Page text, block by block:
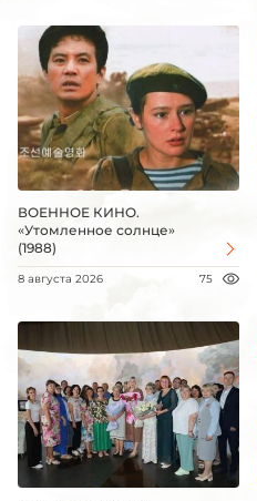
ВОЕННОЕ КИНО.
«Утомленное солнце»
(1988)
8 августа 2026 75